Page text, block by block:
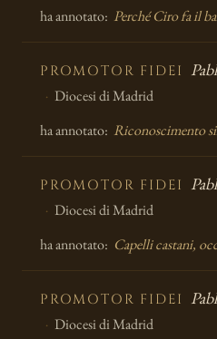
ha annotato: Perché Ciro fa il
PROMOTOR FIDEI
Diocesi di Madrid
ha annotato: Riconoscimento
PROMOTOR FIDEI
Diocesi di Madrid
ha annotato: Capelli castani,
PROMOTOR FIDEI
Diocesi di Madrid